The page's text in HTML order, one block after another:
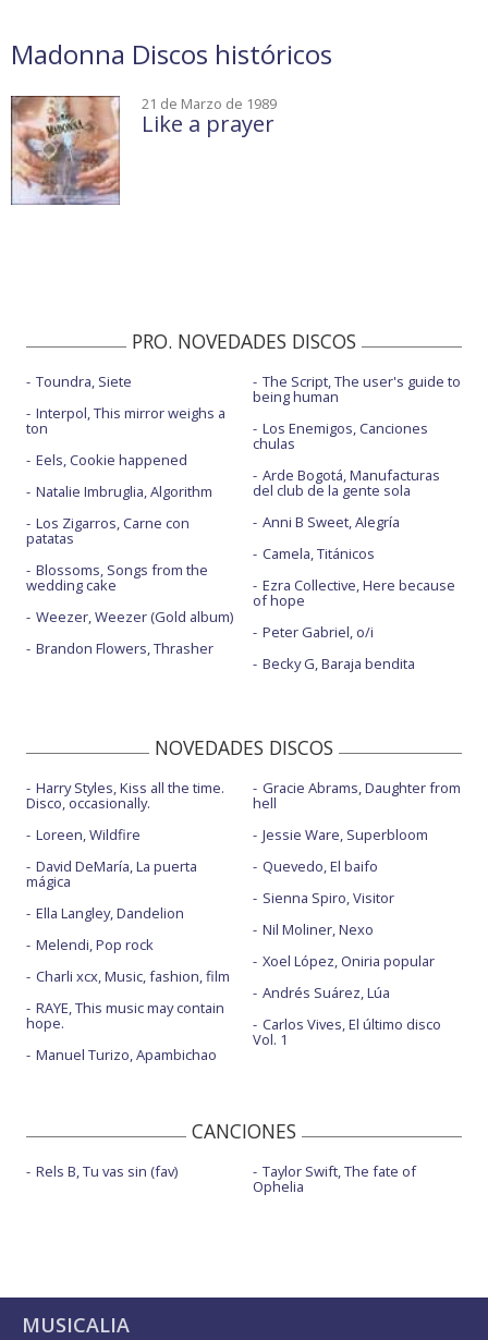
Madonna Discos históricos
21 de Marzo de 1989
Like a prayer
PRO. NOVEDADES DISCOS
Toundra, Siete
Interpol, This mirror weighs a
ton
Eels, Cookie happened
Natalie Imbruglia, Algorithm
Los Zigarros, Carne con
patatas
Blossoms, Songs from the
wedding cake
Weezer, Weezer (Gold album)
Brandon Flowers, Thrasher
The Script, The user's guide to
being human
Los Enemigos, Canciones
chulas
Arde Bogotá, Manufacturas
del club de la gente sola
Anni B Sweet, Alegría
Camela, Titánicos
Ezra Collective, Here because
of hope
Peter Gabriel, o/i
Becky G, Baraja bendita
NOVEDADES DISCOS
Harry Styles, Kiss all the time.
Disco, occasionally.
Loreen, Wildfire
David DeMaría, La puerta
mágica
Ella Langley, Dandelion
Melendi, Pop rock
Charli xcx, Music, fashion, film
RAYE, This music may contain
hope.
Manuel Turizo, Apambichao
Gracie Abrams, Daughter from
hell
Jessie Ware, Superbloom
Quevedo, El baifo
Sienna Spiro, Visitor
Nil Moliner, Nexo
Xoel López, Oniria popular
Andrés Suárez, Lúa
Carlos Vives, El último disco
Vol. 1
CANCIONES
Rels B, Tu vas sin (fav) Taylor Swift, The fate of
Ophelia
MUSICALIA